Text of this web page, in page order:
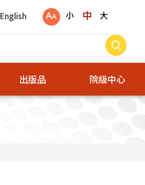
English 小 中 大
出版品 院級中心